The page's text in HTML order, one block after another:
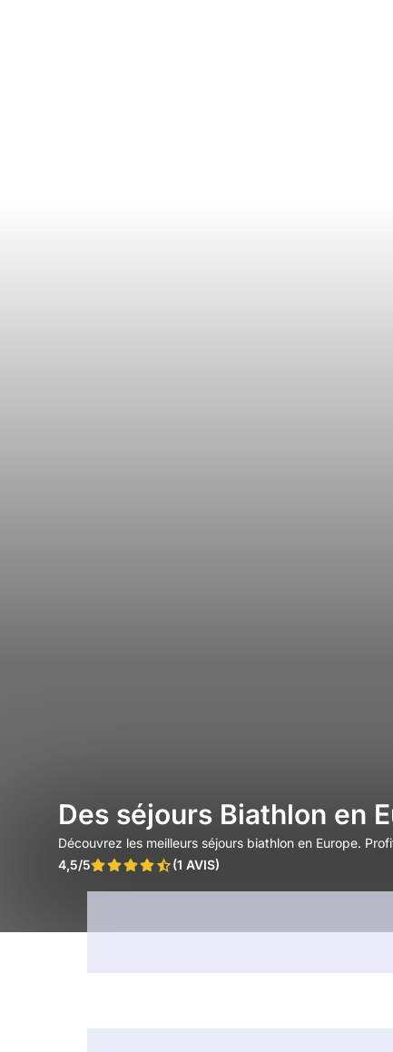
Des séjours Biathlon en
Découvrez les meilleurs séjours biathlon en Europe.
4,5/5
(1 AVIS)